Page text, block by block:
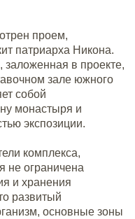
проем,
патриарха Никона.
заложенная в проекте,
зале южного
собой
монастыря и
экспозиции.
комплекса,
не ограничена
и хранения
развитый
основные зоны